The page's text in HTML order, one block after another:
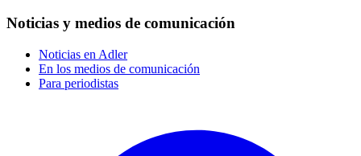
Noticias y medios de comunicación
Noticias en Adler
En los medios de comunicación
Para periodistas